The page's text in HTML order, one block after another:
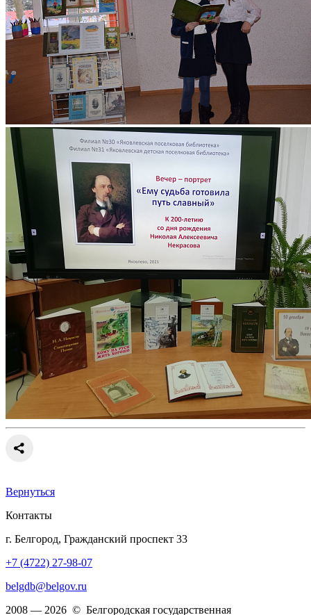
Вернуться
Контакты
г. Белгород, Гражданский проспект 33
+7 (4722) 27-98-07
belgdb@belgov.ru
2008 — 2026 © Белгородская государственная